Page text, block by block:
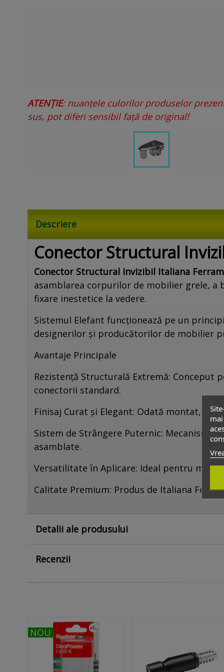
ATENȚIE: nuanțele culorilor produselor
sus, pot diferi sensibil față de original!
Descriere
Conector Structural
Conector Structural Invizibil Italiana
asamblarea corpurilor de mobilier grele, a
fixare inestetice la vedere.
Sistemul Elefant funcționează pe un
designerilor și producătorilor de mobilier
Avantaje Principale
Rezistență Structurală Extremă:
conectorii standard.
Finisaj Curat și Elegant: Odată montat,
Sistem de Strângere Puternic:
asamblate.
Versatilitate în Aplicare: Ideal pentru
Calitate Premium: Produs de Italiana
Detalii ale produsului
Recenzii
NOU
NOU